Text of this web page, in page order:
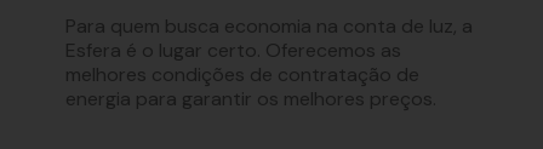
Para quem busca economia na conta de luz, a
Esfera é o lugar certo. Oferecemos as
melhores condições de contratação de
energia para garantir os melhores preços.